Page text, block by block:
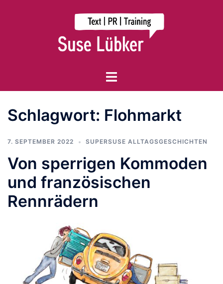
Menü
Schlagwort: Flohmarkt
7. SEPTEMBER 2022 SUPERSUSE ALLTAGSGESCHICHTEN
Von sperrigen Kommoden
und französischen
Rennrädern